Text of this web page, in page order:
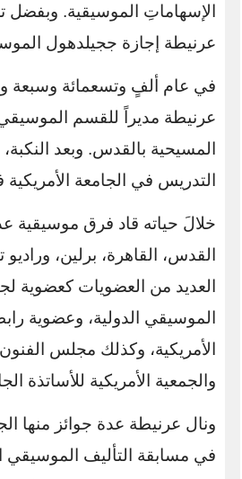
الإسهاماتِ الموسيقية. وبفضل
عرنيطة إجازة ججيلدهول
في عام ألفٍ وتسعمائة وسبعة
عرنيطة مديراً للقسم
المسيحية بالقدس. وبعد
التدريس في الجامعة
خلالَ حياته قاد فرق موسيقية
القدس، القاهرة، برلين،
العديد من العضويات كعضوية
الموسيقي الدولية، وعضوية
الأمريكية، وكذلك مجلس الفنون
والجمعية الأمريكية للأساتذة
ونال عرنيطة عدة جوائز منها
في مسابقة التأليف الموسيقي